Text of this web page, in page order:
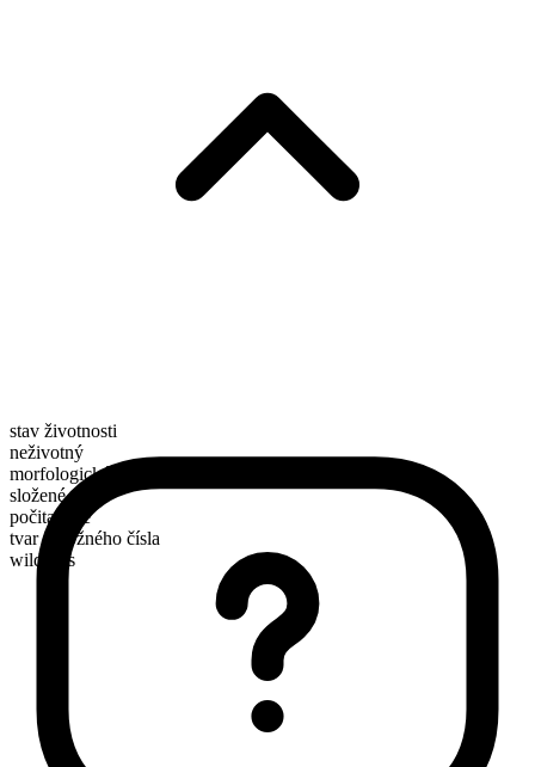
stav životnosti
neživotný
morfologické složení
složené
počitatelné
tvar množného čísla
wildfires